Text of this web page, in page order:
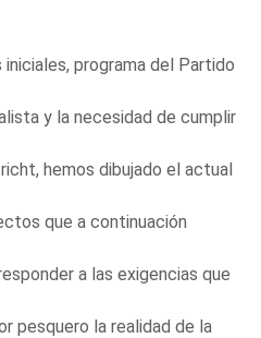
programa del Partido
y la necesidad de cumplir
hemos dibujado el actual
que a continuación
a las exigencias que
pesquero la realidad de la